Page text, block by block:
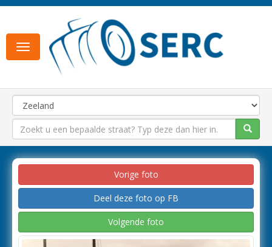
Toggle
navigation
Vorige foto
Deel deze foto op FB
Volgende foto